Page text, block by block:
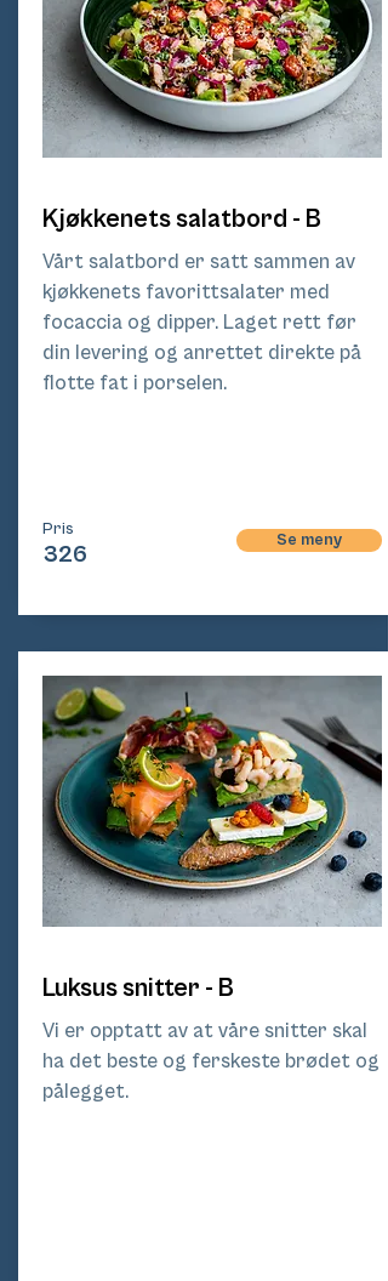
Kjøkkenets salatbord - B
Vårt salatbord er satt sammen av
kjøkkenets favorittsalater med
focaccia og dipper. Laget rett før
din levering og anrettet direkte på
flotte fat i porselen.
Pris
326
Se meny
Luksus snitter - B
Vi er opptatt av at våre snitter skal
ha det beste og ferskeste brødet og
pålegget.